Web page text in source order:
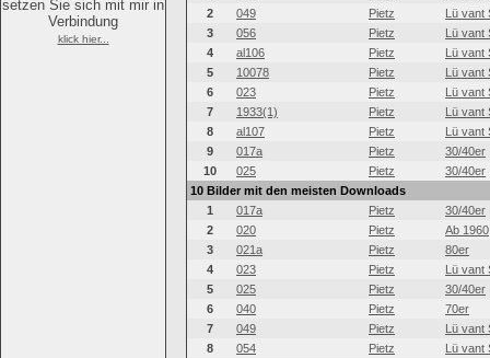
setzen Sie sich mit mir in
Verbindung
klick hier...
2
049 Pietz
Lü vant
3
056 Pietz
Lü vant
4
al106 Pietz
Lü vant
5
10078 Pietz
Lü vant
6
023 Pietz
Lü vant
7
1933(1) Pietz
Lü vant
8
al107 Pietz
Lü vant
9
017a Pietz
30/40er
10
025 Pietz
30/40er
10 Bilder mit den meisten Downloads
1
017a Pietz
30/40er
2
020 Pietz
Ab 1960
3
021a Pietz
80er
4
023 Pietz
Lü vant
5
025 Pietz
30/40er
6
040 Pietz
70er
7
049 Pietz
Lü vant
8
054 Pietz
Lü vant